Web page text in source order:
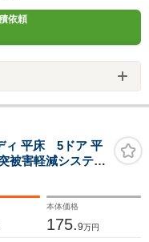
依頼
ィ 平床 5ドア 平
被害軽減システム
5AT ABS ESC エ
ドウ 運転席エア
本体価格
175.9万円